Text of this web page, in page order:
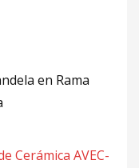
en Rama
Cerámica AVEC-